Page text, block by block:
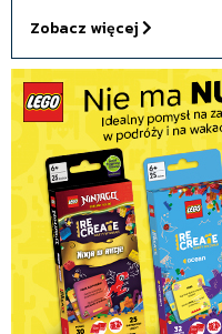
Zobacz więcej